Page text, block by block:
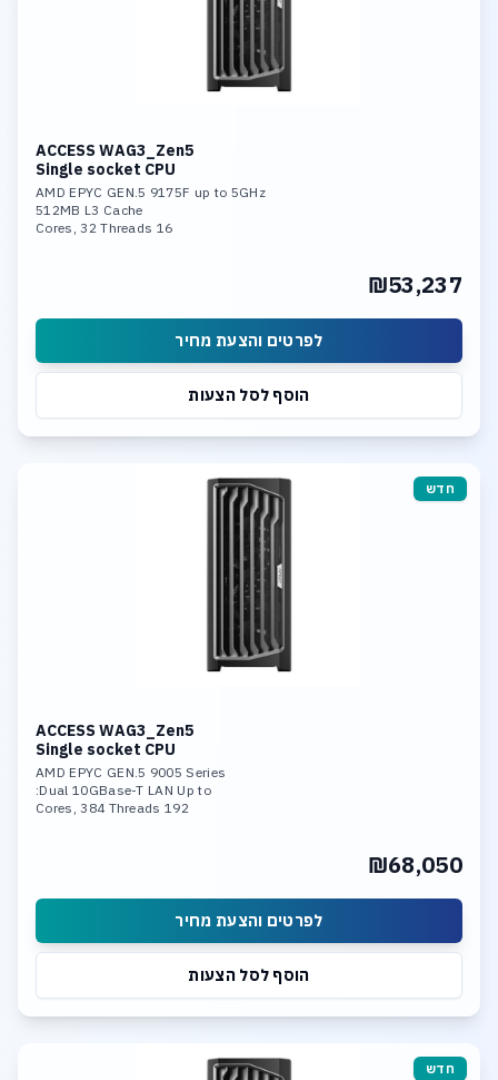
ACCESS WAG3_Zen5
Single socket CPU
AMD EPYC GEN.5 9175F up to 5GHz
512MB L3 Cache
16 Cores, 32 Threads
₪53,237
לפרטים והצעת מחיר
הוסף לסל הצעות
חדש
ACCESS WAG3_Zen5
Single socket CPU
AMD EPYC GEN.5 9005 Series
Dual 10GBase-T LAN Up to:
192 Cores, 384 Threads
Dual 10GBase-T LAN
₪68,050
לפרטים והצעת מחיר
הוסף לסל הצעות
חדש